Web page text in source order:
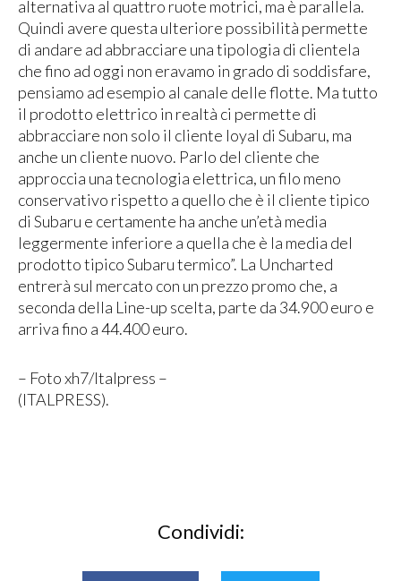
alternativa al quattro ruote motrici, ma è parallela.
Quindi avere questa ulteriore possibilità permette
di andare ad abbracciare una tipologia di clientela
che fino ad oggi non eravamo in grado di soddisfare,
pensiamo ad esempio al canale delle flotte. Ma tutto
il prodotto elettrico in realtà ci permette di
abbracciare non solo il cliente loyal di Subaru, ma
anche un cliente nuovo. Parlo del cliente che
approccia una tecnologia elettrica, un filo meno
conservativo rispetto a quello che è il cliente tipico
di Subaru e certamente ha anche un’età media
leggermente inferiore a quella che è la media del
prodotto tipico Subaru termico”. La Uncharted
entrerà sul mercato con un prezzo promo che, a
seconda della Line-up scelta, parte da 34.900 euro e
arriva fino a 44.400 euro.
– Foto xh7/Italpress –
(ITALPRESS).
Condividi: